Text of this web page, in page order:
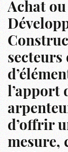
Achat
secteurs
l’apport
d’offrir
mesure,